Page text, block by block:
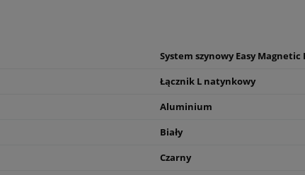
System szynowy Easy Magnetic
Łącznik L natynkowy
Aluminium
Biały
Czarny